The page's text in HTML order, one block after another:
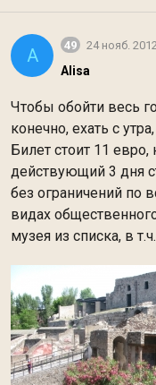
A 49 24 нояб. 2012
Alisa
Чтобы обойти весь
конечно, ехать с
Билет стоит 11
действующий 3 дня
без ограничений по
видах
музея из списка, в